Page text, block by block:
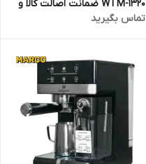
WTM-1320 ضمانت اصالت کالا و
ماهه مارکو تجارت
تماس بگیرید